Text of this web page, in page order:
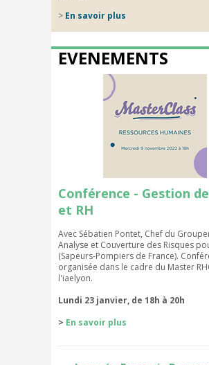
> En savoir plus
EVENEMENTS
Conférence - Gestion
et RH
Avec Sébatien Pontet, Chef du
Analyse et Couverture des Risques
(Sapeurs-Pompiers de France).
organisée dans le cadre du Master
l'iaelyon.
Lundi 23 janvier, de 18h à 20h
> En savoir plus